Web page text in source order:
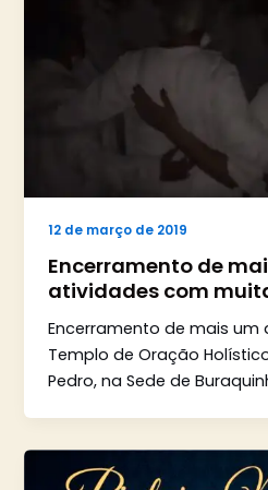
12 de março de 2019
Encerramento de
atividades com
Encerramento de mais um
Templo de Oração
Pedro, na Sede de